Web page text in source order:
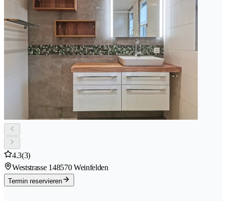
4.3(3)
Weststrasse 148570 Weinfelden
Termin reservieren